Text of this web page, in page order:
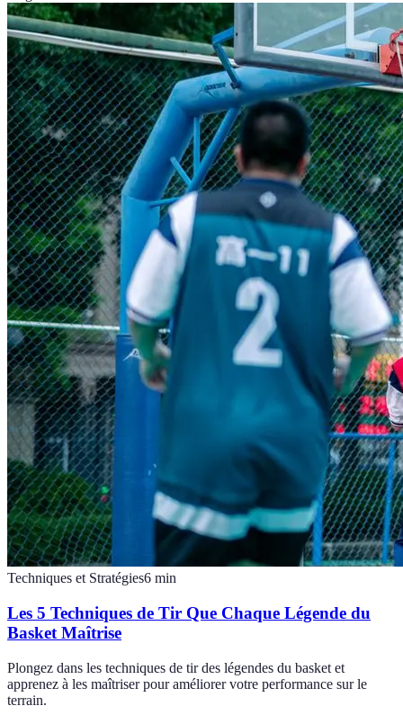
Techniques et Stratégies6 min
Les 5 Techniques de Tir Que Chaque Légende du
Basket Maîtrise
Plongez dans les techniques de tir des légendes du basket et
apprenez à les maîtriser pour améliorer votre performance sur le
terrain.